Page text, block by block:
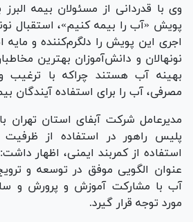
وی با قدردانی از مسئولان بیمه
پویش «آب را بیمه کنیم»، استقبال
اجری این پویش را دلگرم‌کننده و مایه
نونهالان و دانش‌آموزان بهترین
بهینه آب هستند چراکه با ترغیب
مصرفی، آب را برای استفاده آیندگان
مدیرعامل شرکت آبفای استان تهران
پلیس راهور در استفاده از ظرفیت
استفاده از کمربند ایمنی، اظهار
عنوان الگویی موفق در توسعه و
آب با مشارکت آموزش و پرورش و
مورد توجه قرار گیرد.